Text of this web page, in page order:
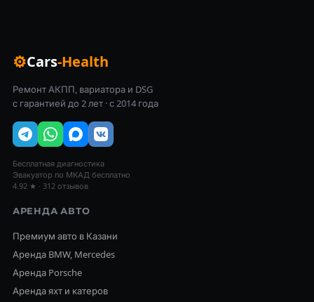
⚙Cars-Health
Ремонт АКПП, вариатора и DSG
с гарантией до 2 лет · с 2014 года
Бесплатная диагностика
Эвакуатор по МКАД бесплатно
4.92 ★ · 312 отзывов
АРЕНДА АВТО
Премиум авто в Казани
Аренда BMW, Mercedes
Аренда Porsche
Аренда яхт и катеров